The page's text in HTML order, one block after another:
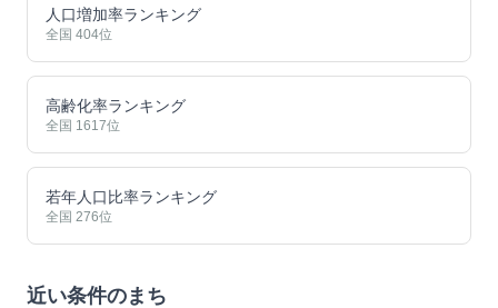
人口増加率ランキング
全国 404位
高齢化率ランキング
全国 1617位
若年人口比率ランキング
全国 276位
近い条件のまち